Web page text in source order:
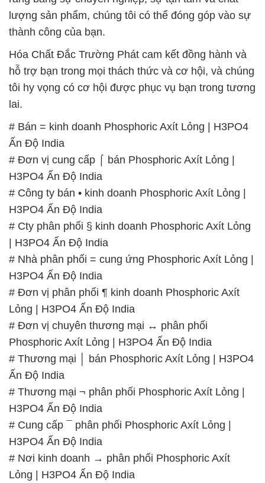
# Cty phân phối § kinh doanh Phosphoric Axít Lỏng
| H3PO4 Ấn Độ India
# Nhà phân phối = cung ứng Phosphoric Axít Lỏng |
H3PO4 Ấn Độ India
# Đơn vị phân phối ¶ kinh doanh Phosphoric Axít
Lỏng | H3PO4 Ấn Độ India
# Đơn vị chuyên thương mại ↔ phân phối
Phosphoric Axít Lỏng | H3PO4 Ấn Độ India
# Thương mại │ bán Phosphoric Axít Lỏng | H3PO4
Ấn Độ India
# Thương mại ¬ phân phối Phosphoric Axít Lỏng |
H3PO4 Ấn Độ India
# Cung cấp ¯ phân phối Phosphoric Axít Lỏng |
H3PO4 Ấn Độ India
# Nơi kinh doanh → phân phối Phosphoric Axít
Lỏng | H3PO4 Ấn Độ India
📞PHÒNG KINH DOANH – CÔNG TY HÓA CHẤT
ĐẮC TRƯỜNG PHÁT🌐
🌐 Website: https://hoachattayrua.net/
📞 Hotline:
– 0933.920.505 – 028.3504.5555
– 028.3756.1835 – 028.3756.1840 –
028.3756.1841- 028.3756.1842
– 0932.660.696 – 0901.326.566 – 0906.387.866 –
0902.765.866
📧 Email: hoachat@dactruongphat.vn